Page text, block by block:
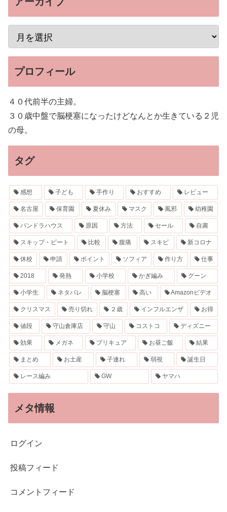
プロフィール
４０代前半の主婦。
３０歳中盤で脳梗塞になったけどなんとか生きている２児
の母。
タグ
感想 子ども 手作り おすすめ レビュー
名古屋 保育園 夏休み マスク 風邪 幼稚園
パンドラハウス 原因 方法 セール 自粛
スキップ・ビート 比較 腹痛 スキビ 新コロナ
休校 申請 ポイント ソフィア 作り方 仕事
2018 発熱 小学校 かぎ編み グーン
小学生 ネタバレ 脳梗塞 高い Amazonビデオ
クリスマス 売り切れ ２歳 インフルエンザ お得
値段 守山倉庫店 守山 コストコ ディズニー
効果 メガネ プリキュア お昼ご飯 結果
まとめ お土産 子連れ 弱視 誕生日
レース編み GW ヤマハ
メタ情報
ログイン
投稿フィード
コメントフィード